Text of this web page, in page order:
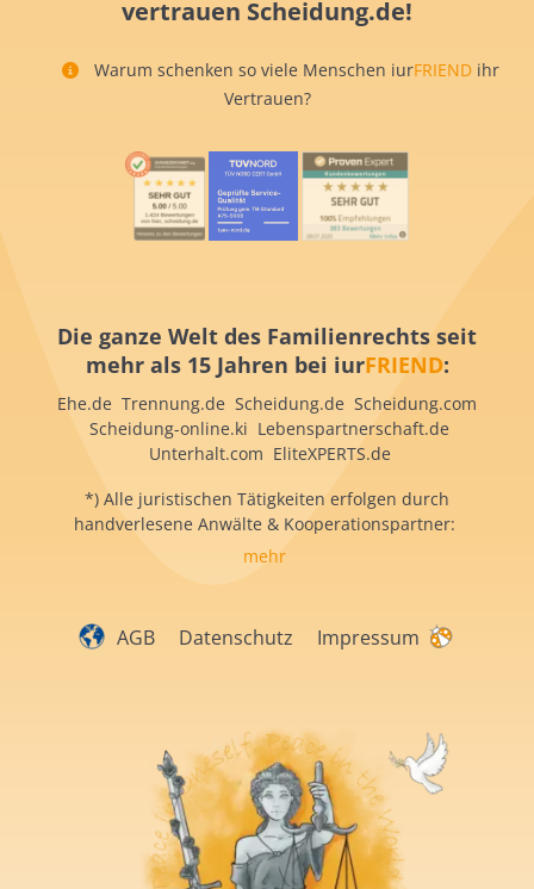
vertrauen Scheidung.de!
Warum schenken so viele Menschen iurFRIEND ihr
Vertrauen?
Die ganze Welt des Familienrechts seit
mehr als 15 Jahren bei iurFRIEND:
Ehe.de Trennung.de Scheidung.de Scheidung.com
Scheidung-online.ki Lebenspartnerschaft.de
Unterhalt.com EliteXPERTS.de
*) Alle juristischen Tätigkeiten erfolgen durch
handverlesene Anwälte & Kooperationspartner:
mehr
AGB Datenschutz Impressum